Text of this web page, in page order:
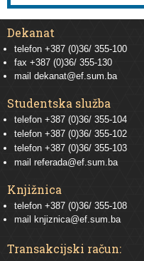
Dekanat
telefon +387 (0)36/ 355-100
fax +387 (0)36/ 355-130
mail dekanat@ef.sum.ba
Studentska služba
telefon +387 (0)36/ 355-104
telefon +387 (0)36/ 355-102
telefon +387 (0)36/ 355-103
mail referada@ef.sum.ba
Knjižnica
telefon +387 (0)36/ 355-108
mail
knjiznica@ef.sum.ba
Transakcijski račun: